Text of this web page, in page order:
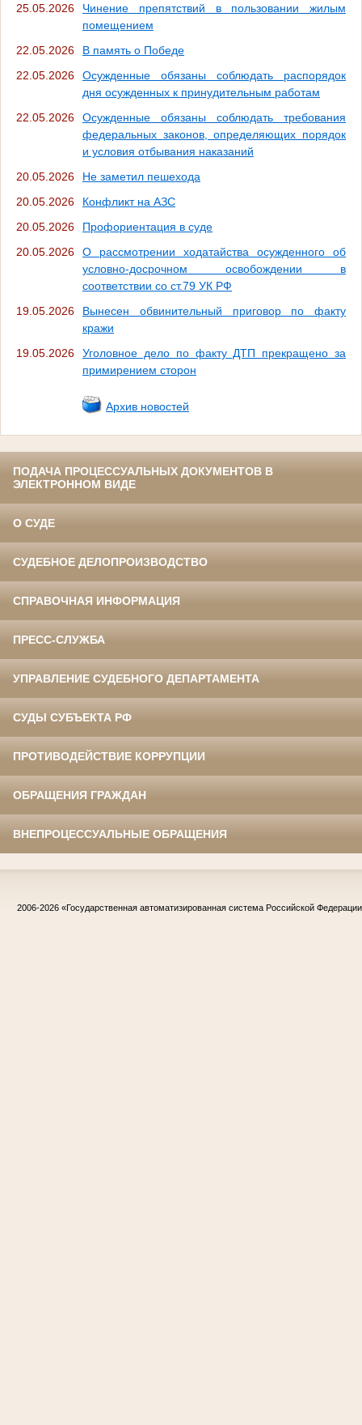
25.05.2026
Чинение препятствий в пользовании жилым
помещением
22.05.2026
В память о Победе
22.05.2026
Осужденные обязаны соблюдать распорядок
дня осужденных к принудительным работам
22.05.2026
Осужденные обязаны соблюдать требования
федеральных законов, определяющих порядок
и условия отбывания наказаний
20.05.2026
Не заметил пешехода
20.05.2026
Конфликт на АЗС
20.05.2026
Профориентация в суде
20.05.2026
О рассмотрении ходатайства осужденного об
условно-досрочном освобождении в
соответствии со ст.79 УК РФ
19.05.2026
Вынесен обвинительный приговор по факту
кражи
19.05.2026
Уголовное дело по факту ДТП прекращено за
примирением сторон
Архив новостей
ПОДАЧА ПРОЦЕССУАЛЬНЫХ ДОКУМЕНТОВ В
ЭЛЕКТРОННОМ ВИДЕ
О СУДЕ
СУДЕБНОЕ ДЕЛОПРОИЗВОДСТВО
СПРАВОЧНАЯ ИНФОРМАЦИЯ
ПРЕСС-СЛУЖБА
УПРАВЛЕНИЕ СУДЕБНОГО ДЕПАРТАМЕНТА
СУДЫ СУБЪЕКТА РФ
ПРОТИВОДЕЙСТВИЕ КОРРУПЦИИ
ОБРАЩЕНИЯ ГРАЖДАН
ВНЕПРОЦЕССУАЛЬНЫЕ ОБРАЩЕНИЯ
2006-2026 «Государственная автоматизированная система Российской